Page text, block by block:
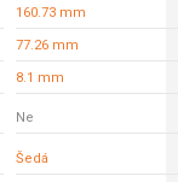
160.73 mm
77.26 mm
8.1 mm
Ne
Šedá